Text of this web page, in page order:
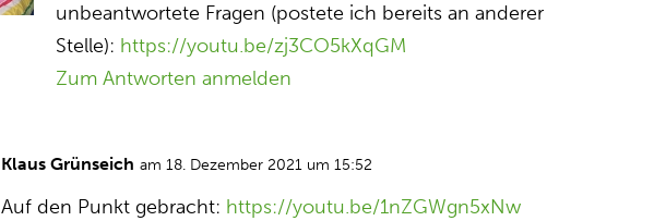
unbeantwortete Fragen (postete ich bereits an anderer
Stelle): https://youtu.be/zj3CO5kXqGM
Zum Antworten anmelden
Klaus Grünseich am 18. Dezember 2021 um 15:52
Auf den Punkt gebracht: https://youtu.be/1nZGWgn5xNw